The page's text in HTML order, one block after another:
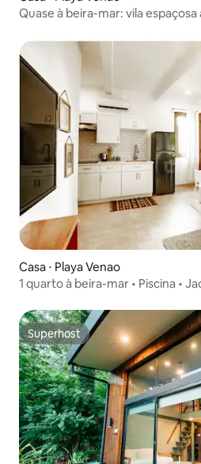
Quase à beira-mar: vila
Casa ⋅ Playa Venao
1 quarto à beira-mar • Piscina •
Superhost
Superhost